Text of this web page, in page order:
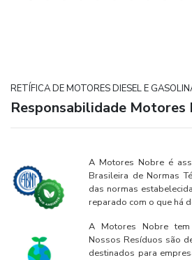
RETÍFICA DE MOTORES DIESEL E
Responsabilidade Motores
A Motores Nobre é
Brasileira de Normas
das normas
reparado com o que há
A Motores Nobre tem
Nossos Resíduos são
destinados para